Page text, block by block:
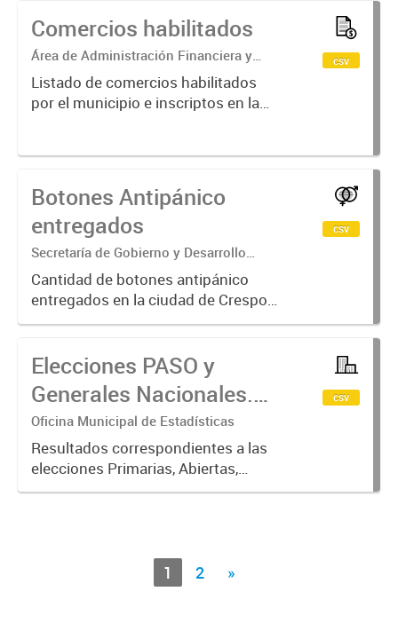
Comercios habilitados
Área de Administración Financiera y
Tributaria. Secretaría de Economía,
Hacienda y Producción
Listado de comercios habilitados
por el municipio e inscriptos en la
csv
Botones Antipánico
entregados
Secretaría de Gobierno y Desarrollo
Humano
Cantidad de botones antipánico
entregados en la ciudad de Crespo,
información propiciada por
csv
Elecciones PASO y
Generales Nacionales.
Año 2021
Oficina Municipal de Estadísticas
Resultados correspondientes a las
elecciones Primarias, Abiertas,
Simultáneas y Obligatorias y
csv
1 2 »